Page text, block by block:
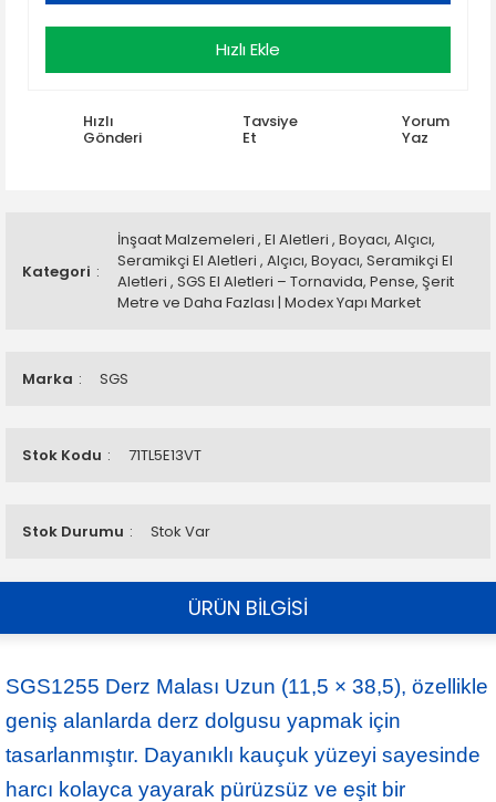
Kategori
İnşaat Malzemeleri , El Aletleri , Boyacı, Alçıcı,
Seramikçi El Aletleri , Alçıcı, Boyacı, Seramikçi El
Aletleri , SGS El Aletleri – Tornavida, Pense, Şerit
Metre ve Daha Fazlası | Modex Yapı Market
Marka SGS
Stok Kodu 71TL5E13VT
Stok Durumu Stok Var
Hızlı Ekle
Hızlı
Gönderi
Tavsiye
Et
Yorum
Yaz
ÜRÜN BİLGİSİ
SGS1255 Derz Malası Uzun (11,5 × 38,5), özellikle
geniş alanlarda derz dolgusu yapmak için
tasarlanmıştır. Dayanıklı kauçuk yüzeyi sayesinde
harcı kolayca yayarak pürüzsüz ve eşit bir